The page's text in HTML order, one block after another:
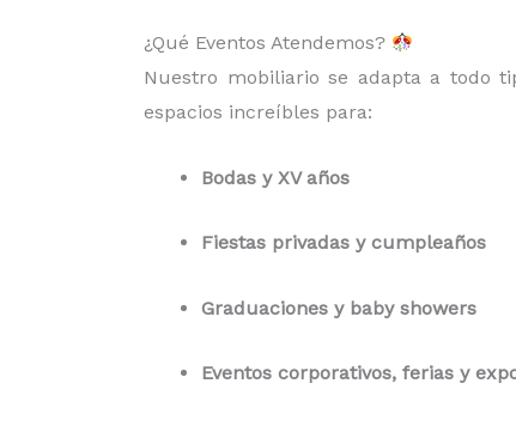
¿Qué Eventos Atendemos?
Nuestro mobiliario se adapta a todo
espacios increíbles para:
Bodas y XV años
Fiestas privadas y cumpleaños
Graduaciones y baby showers
Eventos corporativos, ferias y